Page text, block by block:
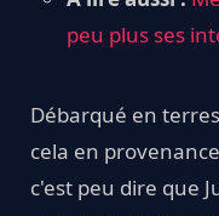
peu plus ses
Débarqué en
cela en
c'est peu dire que